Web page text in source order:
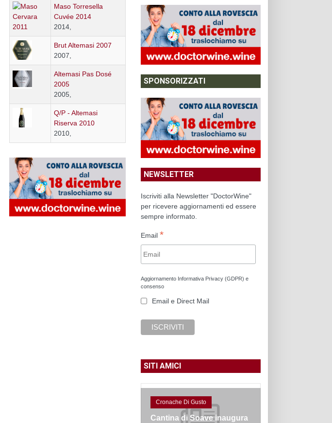
Maso Torresella
Cuvée 2014
2014,
Brut Altemasi 2007
2007,
Altemasi Pas Dosé
2005
2005,
Q/P - Altemasi
Riserva 2010
2010,
SPONSORIZZATI
NEWSLETTER
Iscriviti alla Newsletter "DoctorWine"
per ricevere aggiornamenti ed essere
sempre informato.
Email *
Aggiornamento Informativa Privacy (GDPR) e
consenso
Email e Direct Mail
SITI AMICI
Cronache Di Gusto
Cantina di Soave inaugura